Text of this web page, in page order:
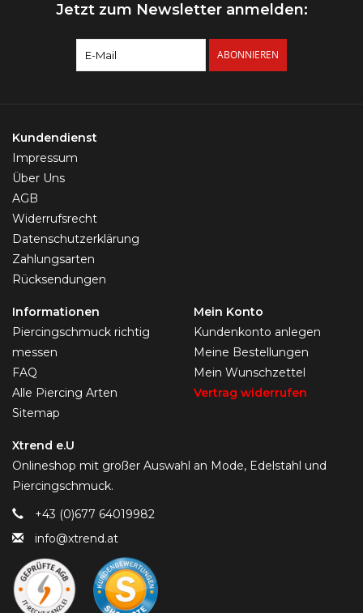
Jetzt zum Newsletter anmelden:
ABONNIEREN
Kundendienst
Impressum
Über Uns
AGB
Widerrufsrecht
Datenschutzerklärung
Zahlungsarten
Rücksendungen
Informationen
Piercingschmuck richtig
messen
FAQ
Alle Piercing Arten
Sitemap
Mein Konto
Kundenkonto anlegen
Meine Bestellungen
Mein Wunschzettel
Vertrag widerrufen
Xtrend e.U
Onlineshop mit großer Auswahl an Mode, Edelstahl und
Piercingschmuck.
+43 (0)677 64019982
info@xtrend.at